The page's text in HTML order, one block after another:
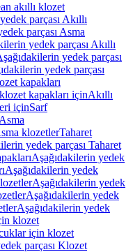
akıllı klozet
parçası Akıllı
parçası Asma
yedek parçası Akıllı
yedek parçası
yedek parçası
kapakları
kapakları içinAkıllı
içinSarf
Asma
klozetlerTaharet
yedek parçası Taharet
Aşağıdakilerin yedek
Aşağıdakilerin yedek
Aşağıdakilerin yedek
Aşağıdakilerin yedek
Aşağıdakilerin yedek
klozet
için klozet
parçası Klozet